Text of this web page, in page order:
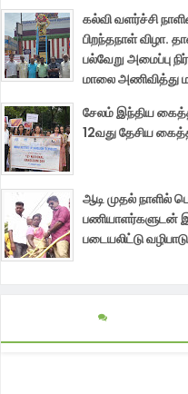
கல்வி வளர்ச்சி
பிறந்தநாள் விழா.
பல்வேறு அமைப்பு
மாலை அணிவித்து
சேலம் இந்திய
12வது தேசிய
ஆடி முதல் நாளில்
பணியாளர்களுடன்
படையலிட்டு